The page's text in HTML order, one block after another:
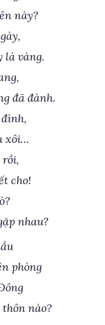
này?
lá vàng.
đã đành.
xôi…
rồi,
cho!
nhau?
phòng
nào?